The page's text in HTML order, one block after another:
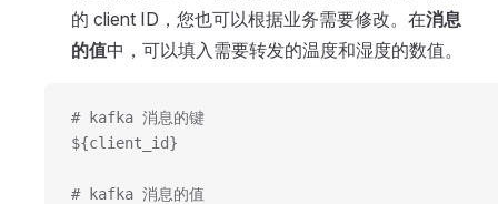
的 client ID，您也可以根据业务需要修改。在消息
的值中，可以填入需要转发的温度和湿度的数值。
# kafka 消息的键
${client_id}
# kafka 消息的值